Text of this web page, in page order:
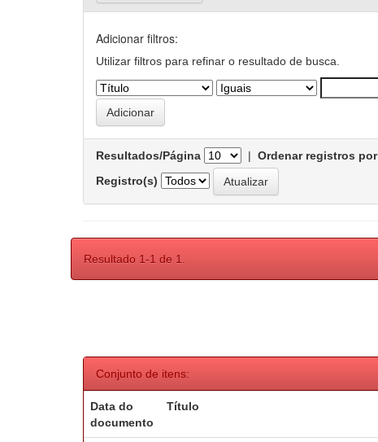
Adicionar filtros:
Utilizar filtros para refinar o resultado de busca.
Resultados/Página | Ordenar registros por
Registro(s)
Resultado 1-1 de 1.
Conjunto de itens:
Data do
documento
Título